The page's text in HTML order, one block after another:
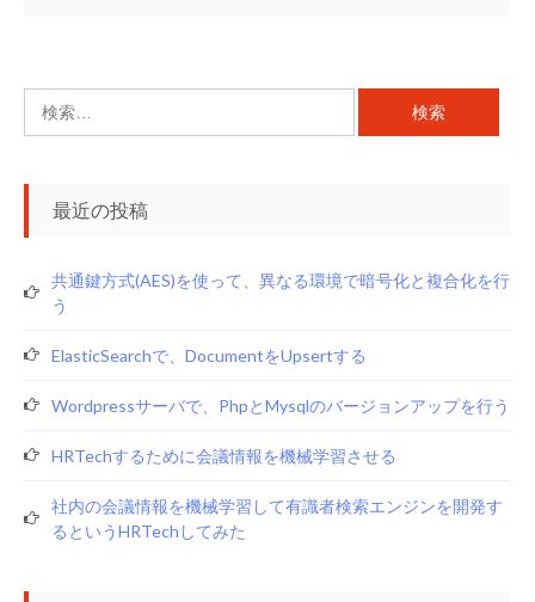
索:
最近の投稿
共通鍵方式(AES)を使って、異なる環境で暗号化と複合化を行
う
ElasticSearchで、documentをupsertする
Wordpressサーバで、phpとmysqlのバージョンアップを行う
HRTechするために会議情報を機械学習させる
社内の会議情報を機械学習して有識者検索エンジンを開発す
るというHRTechしてみた